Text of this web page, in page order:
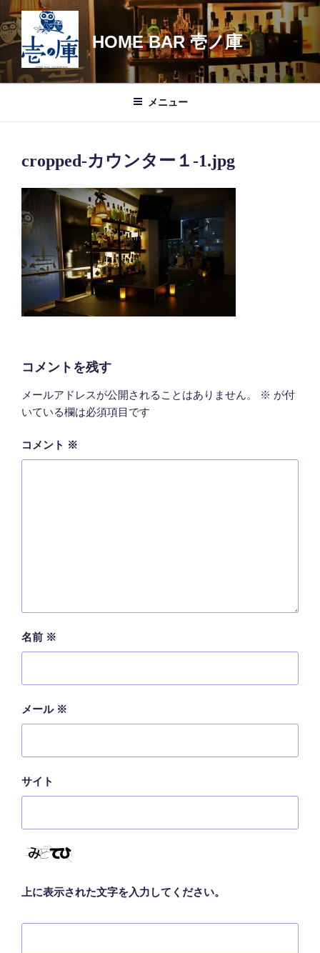
コ
ン
テ
ン
ツ
HOME BAR 壱ノ庫
メニュー
cropped-カウンター１-1.jpg
コメントを残す
メールアドレスが公開されることはありません。 ※ が付
いている欄は必須項目です
コメント ※
名前 ※
メール ※
サイト
上に表示された文字を入力してください。